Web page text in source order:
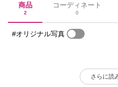
商品
2
コーディネート
0
#オリジナル写真
さらに読